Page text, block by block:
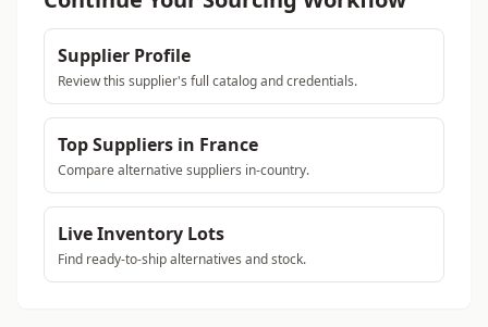
Supplier Profile
Review this supplier's full catalog and credentials.
Top Suppliers in France
Compare alternative suppliers in-country.
Live Inventory Lots
Find ready-to-ship alternatives and stock.